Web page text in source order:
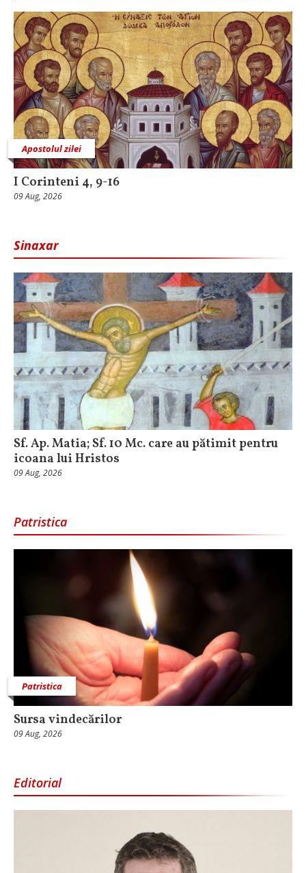
Apostolul zilei
I Corinteni 4, 9-16
09 Aug, 2026
Sinaxar
Sf. Ap. Matia; Sf. 10 Mc. care au pătimit pentru
icoana lui Hristos
09 Aug, 2026
Patristica
Patristica
Sursa vindecărilor
09 Aug, 2026
Editorial